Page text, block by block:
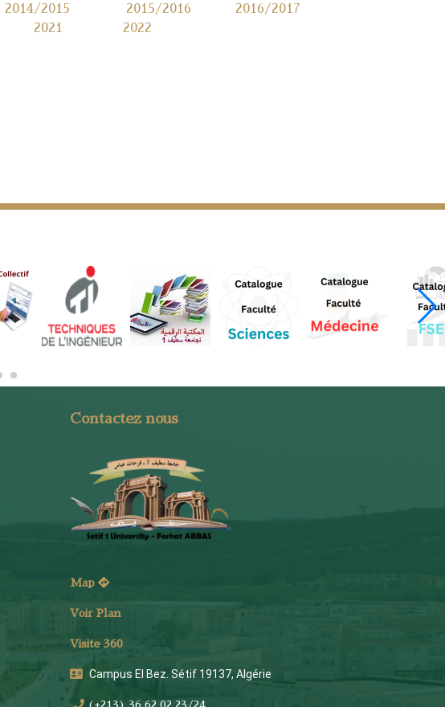
2014/2015 2015/2016
2016/2017
2021 2022
Contactez nous
Map
Voir Plan
Visite 360
Campus El Bez. Sétif 19137, Algérie
(+213) 36 62 02 23/24